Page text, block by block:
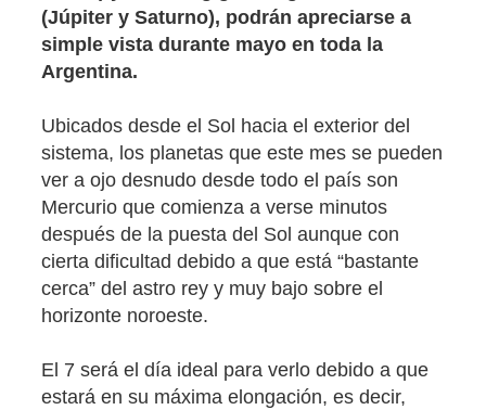
(Júpiter y Saturno), podrán apreciarse a
simple vista durante mayo en toda la
Argentina.
Ubicados desde el Sol hacia el exterior del
sistema, los planetas que este mes se pueden
ver a ojo desnudo desde todo el país son
Mercurio que comienza a verse minutos
después de la puesta del Sol aunque con
cierta dificultad debido a que está “bastante
cerca” del astro rey y muy bajo sobre el
horizonte noroeste.
El 7 será el día ideal para verlo debido a que
estará en su máxima elongación, es decir,